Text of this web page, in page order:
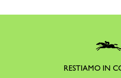
RESTIAMO IN